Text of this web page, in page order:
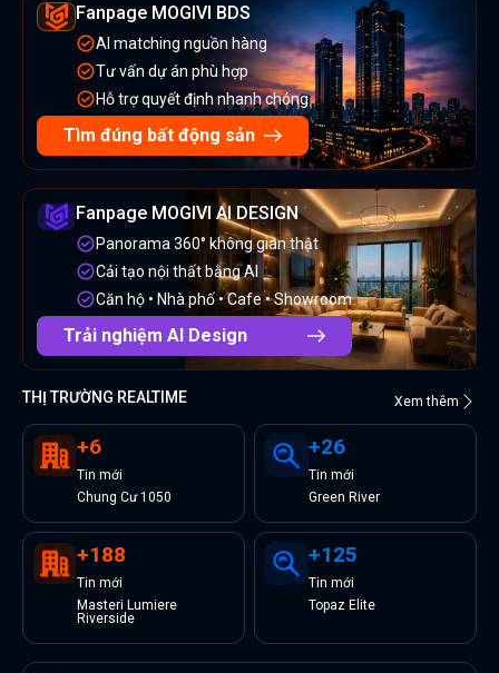
Fanpage MOGIVI BDS
AI matching nguồn hàng
Tư vấn dự án phù hợp
Hỗ trợ quyết định nhanh chóng
Tìm đúng bất động sản
Fanpage MOGIVI AI DESIGN
Panorama 360° không gian thật
Cải tạo nội thất bằng AI
Căn hộ • Nhà phố • Cafe • Showroom
Trải nghiệm AI Design
THỊ TRƯỜNG REALTIME Xem thêm
+6
Tin mới
Chung Cư 1050
+26
Tin mới
Green River
+188
Tin mới
Masteri Lumiere
Riverside
+125
Tin mới
Topaz Elite